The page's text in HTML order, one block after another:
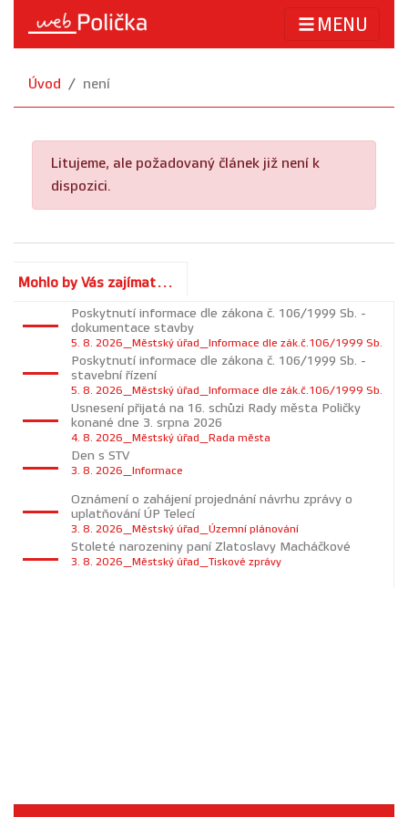
MENU
Úvod není
Litujeme, ale požadovaný článek již není k
dispozici.
Mohlo by Vás zajímat...
Poskytnutí informace dle zákona č. 106/1999 Sb. -
dokumentace stavby
5. 8. 2026_Městský úřad_Informace dle zák.č.106/1999 Sb.
Poskytnutí informace dle zákona č. 106/1999 Sb. -
stavební řízení
5. 8. 2026_Městský úřad_Informace dle zák.č.106/1999 Sb.
Usnesení přijatá na 16. schůzi Rady města Poličky
konané dne 3. srpna 2026
4. 8. 2026_Městský úřad_Rada města
Den s STV
3. 8. 2026_Informace
Oznámení o zahájení projednání návrhu zprávy o
uplatňování ÚP Telecí
3. 8. 2026_Městský úřad_Územní plánování
Stoleté narozeniny paní Zlatoslavy Macháčkové
3. 8. 2026_Městský úřad_Tiskové zprávy